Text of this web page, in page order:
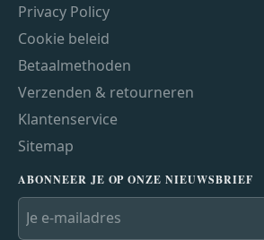
Privacy Policy
Cookie beleid
Betaalmethoden
Verzenden & retourneren
Klantenservice
Sitemap
ABONNEER JE OP ONZE NIEUWSBRIEF